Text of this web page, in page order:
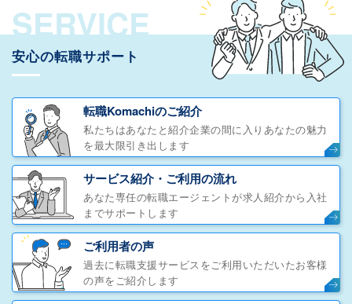
SERVICE
安心の転職サポート
転職Komachiのご紹介
私たちはあなたと紹介企業の間に入りあなたの魅力
を最大限引き出します
サービス紹介・ご利用の流れ
あなた専任の転職エージェントが求人紹介から入社
までサポートします
ご利用者の声
過去に転職支援サービスをご利用いただいたお客様
の声をご紹介します